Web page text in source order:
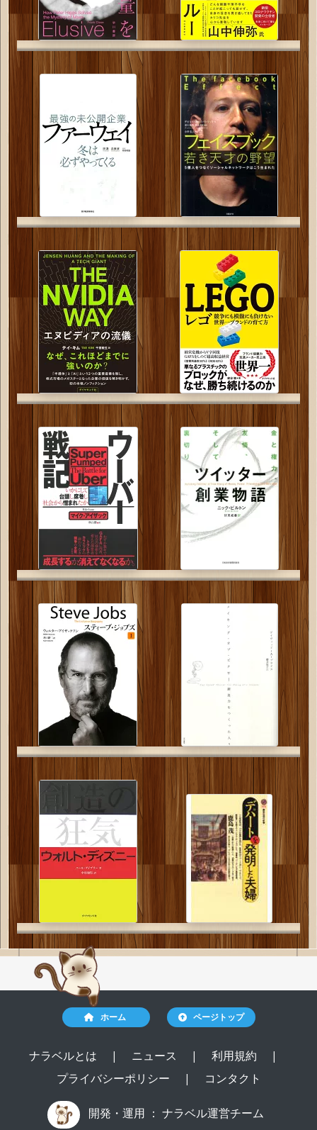
ホーム ページトップ
ナラベルとは | ニュース | 利用規約
|
プライバシーポリシー
| コンタクト
開発・運用 ： ナラベル運営チーム